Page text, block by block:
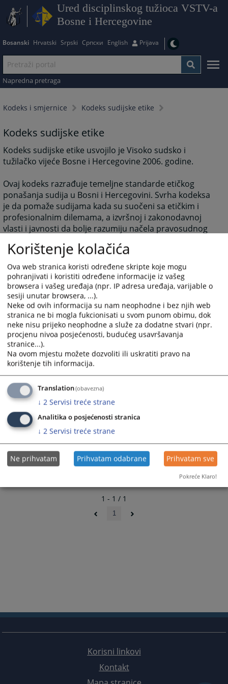
Ured disciplinskog tužioca VSTV-a
Bosne i Hercegovine
Bosanski Hrvatski Srpski Српски English Prijava
Napredna pretraga
Kodeks i smjernice Kodeks sudijske etike
Kodeks sudijske etike
Kodeks sudijske etike usvojilo je Visoko sudsko i
tužilačko vijeće Bosne i Hercegovine 2006. godine.
Ovaj kodeks razrađuje temeljne standarde etičkog
ponašanja sudija u Bosni i Hercegovini. Svrha kodeksa
je da pomaže sudijama kada su suočeni sa etičkim i
profesionalnim dilemama, a izvršnoj i zakonodavnoj
vlasti i javnosti da bolje razumiju načela pravosudnog
sudija.
Izradu ovog kodeksa podržao je USAID-ov Projekt
razvoja sektora pravosuđa.
6429 PREGLEDA
Prateći dokumenti
Kodeks sudijske etike
1 - 1 / 1
1
Korisni linkovi
Kontakt
Korištenje kolačića
Ova web stranica koristi određene skripte koje mogu
pohranjivati i koristiti određene informacije iz vašeg
browsera i vašeg uređaja (npr. IP adresa uređaja, varijable o
sesiji unutar browsera, ...).
Neke od ovih informacija su nam neophodne i bez njih web
stranica ne bi mogla fukcionisati u svom punom obimu, dok
neke nisu prijeko neophodne a služe za dodatne stvari (npr.
procjenu nivoa posjećenosti, budućeg usavršavanja
stranice...).
Na ovom mjestu možete dozvoliti ili uskratiti pravo na
korištenje tih informacija.
Translation(obavezna)
↓ 2 Servisi treće strane
Analitika o posjećenosti stranica
↓ 2 Servisi treće strane
Ne prihvatam Prihvatam odabrane Prihvatam sve
Pokreće Klaro!